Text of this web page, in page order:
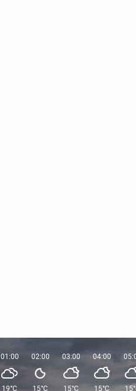
01:00
19°C
02:00
15°C
03:00
15°C
04:00
15°C